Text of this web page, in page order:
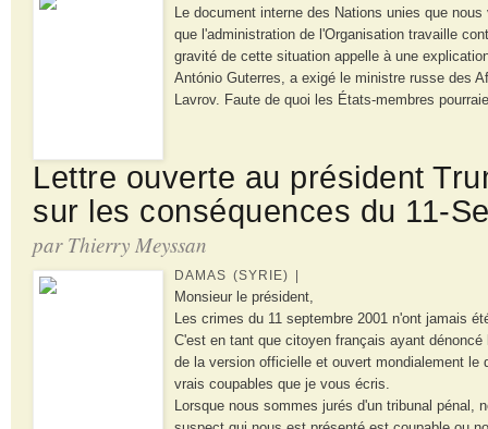
Le document interne des Nations unies que
que l'administration de l'Organisation travaille
gravité de cette situation appelle à une
António Guterres, a exigé le ministre russe des
Lavrov. Faute de quoi les États-membres
Lettre ouverte au président
sur les conséquences du 11-
par Thierry Meyssan
DAMAS (SYRIE) |
Monsieur le président,
Les crimes du 11 septembre 2001 n'ont jamais
C'est en tant que citoyen français ayant
de la version officielle et ouvert mondialement le
vrais coupables que je vous écris.
Lorsque nous sommes jurés d'un tribunal pénal,